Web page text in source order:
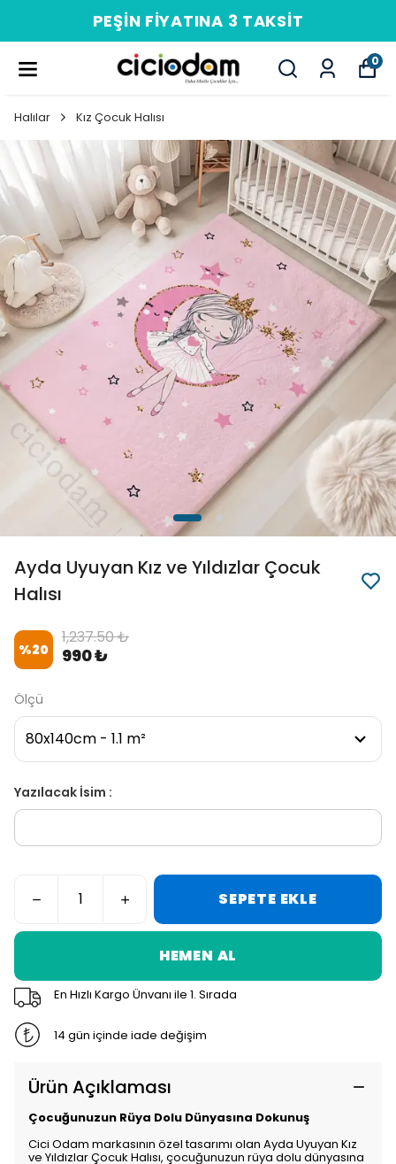
PEŞIN FIYATINA 3 TAKSIT
0
Halılar Kız Çocuk Halısı
Ayda Uyuyan Kız ve Yıldızlar Çocuk
Halısı
%20
1,237.50 ₺
990 ₺
Ölçü
Yazılacak İsim :
SEPETE EKLE
HEMEN AL
En Hızlı Kargo Ünvanı ile 1. Sırada
14 gün içinde iade değişim
Ürün Açıklaması
Çocuğunuzun Rüya Dolu Dünyasına Dokunuş
Cici Odam markasının özel tasarımı olan Ayda Uyuyan Kız
ve Yıldızlar Çocuk Halısı, çocuğunuzun rüya dolu dünyasına